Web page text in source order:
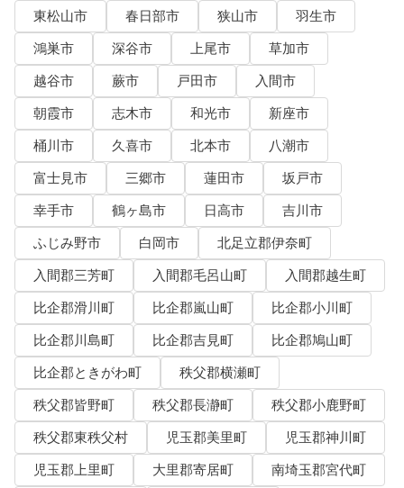
東松山市
春日部市 狭山市
羽生市
鴻巣市
深谷市 上尾市
草加市
越谷市
蕨市 戸田市
入間市
朝霞市
志木市 和光市
新座市
桶川市
久喜市 北本市
八潮市
富士見市
三郷市 蓮田市
坂戸市
幸手市
鶴ヶ島市 日高市
吉川市
ふじみ野市
白岡市
北足立郡伊奈町
入間郡三芳町
入間郡毛呂山町
入間郡越生町
比企郡滑川町
比企郡嵐山町
比企郡小川町
比企郡川島町
比企郡吉見町
比企郡鳩山町
比企郡ときがわ町
秩父郡横瀬町
秩父郡皆野町
秩父郡長瀞町
秩父郡小鹿野町
秩父郡東秩父村
児玉郡美里町
児玉郡神川町
児玉郡上里町
大里郡寄居町
南埼玉郡宮代町